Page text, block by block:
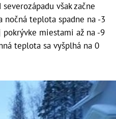
však začne
nočná teplota spadne na -3
miestami až na -9
teplota sa vyšplhá na 0